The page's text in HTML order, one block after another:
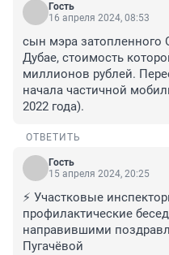
Гость
16 апреля 2024, 08:53
сын мэра затопленного
Дубае, стоимость
миллионов рублей.
начала частичной
2022 года).
ОТВЕТИТЬ
Гость
15 апреля 2024, 20:25
⚡ Участковые
профилактические
направившими
Пугачёвой